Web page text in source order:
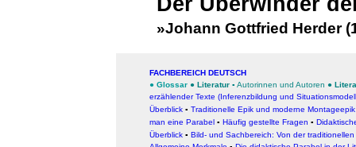
»Johann Gottfried Herder
FACHBEREICH DEUTSCH
● Glossar ● Literatur ▪ Autorinnen und Autoren ●
erzählender Texte (Inferenzbildung und
Überblick ▪ Traditionelle Epik und moderne Montageepik
man eine Parabel ▪ Häufig gestellte Fragen ▪
Überblick ▪ Bild- und Sachbereich: Von der